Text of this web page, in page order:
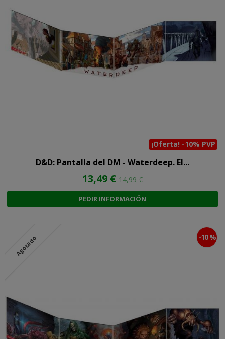
¡Oferta! -10% PVP
D&D: Pantalla del DM - Waterdeep. El...
13,49 € 14,99 €
PEDIR INFORMACIÓN
Agotado -10 %